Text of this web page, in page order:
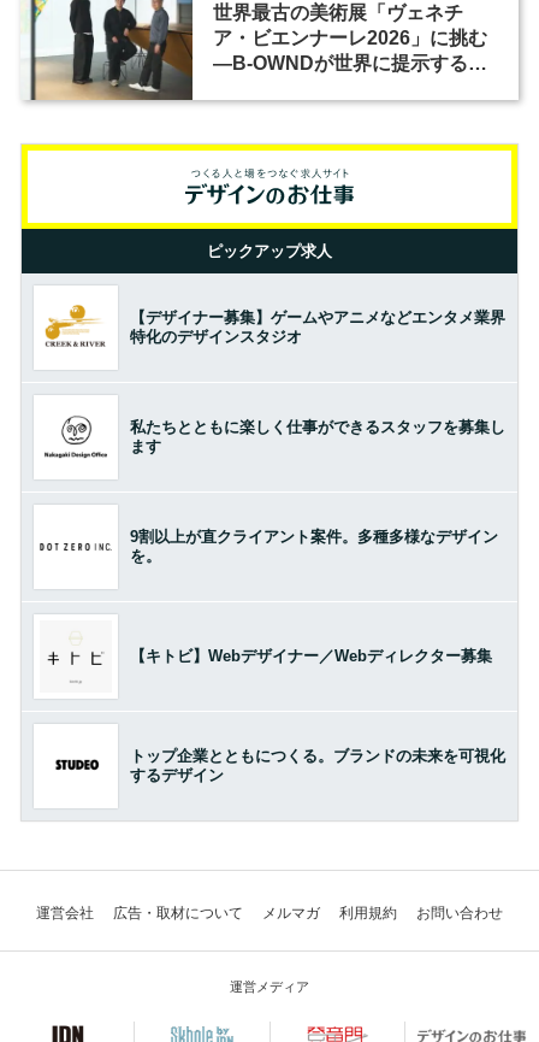
世界最古の美術展「ヴェネチ
ア・ビエンナーレ2026」に挑む
―B-OWNDが世界に提示する美
ピックアップ求人
【デザイナー募集】ゲームやアニメなどエンタメ業界
特化のデザインスタジオ
私たちとともに楽しく仕事ができるスタッフを募集し
ます
9割以上が直クライアント案件。多種多様なデザイン
を。
【キトビ】Webデザイナー／Webディレクター募集
トップ企業とともにつくる。ブランドの未来を可視化
するデザイン
運営会社 広告・取材について メルマガ 利用規約 お問い合わせ
運営メディア